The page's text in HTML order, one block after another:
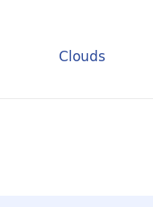
Clouds